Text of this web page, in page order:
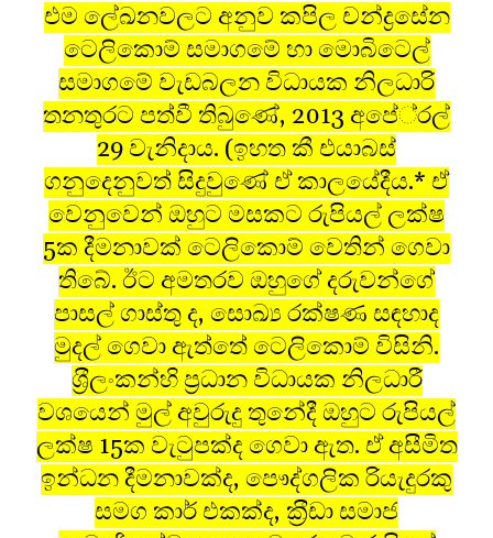
එම ලේඛනවලට අනුව කපිල චන්ද්‍රසේන
ටෙලිකොම් සමාගමේ හා මොබිටෙල්
සමාගමේ වැඩබලන විධායක නිලධාරි
තනතුරට පත්වී තිබුණේ, 2013 අපේ‍්‍රල්
29 වැනිදාය. (ඉහත කී එයාබස්
ගනුදෙනුවත් සිදුවුණේ ඒ කාලයේදීය.* ඒ
වෙනුවෙන් ඔහුට මසකට රුපියල් ලක්ෂ
5ක දීමනාවක් ටෙලිකොම් වෙතින් ගෙවා
තිබේ. ඊට අමතරව ඔහුගේ දරුවන්ගේ
පාසල් ගාස්තු ද, සොඛ්‍ය රක්ෂණ සඳහාද
මුදල් ගෙවා ඇත්තේ ටෙලිකොම් විසිනි.
ශ‍්‍රීලංකන්හි ප‍්‍රධාන විධායක නිලධාරී
වශයෙන් මුල් අවුරුදු තුනේදී ඔහුට රුපියල්
ලක්ෂ 15ක වැටුපක්ද ගෙවා ඇත. ඒ අසීමිත
ඉන්ධන දීමනාවක්ද, පෞද්ගලික රියැදුරකු
සමග කාර් එකක්ද, ක‍්‍රීඩා සමාජ